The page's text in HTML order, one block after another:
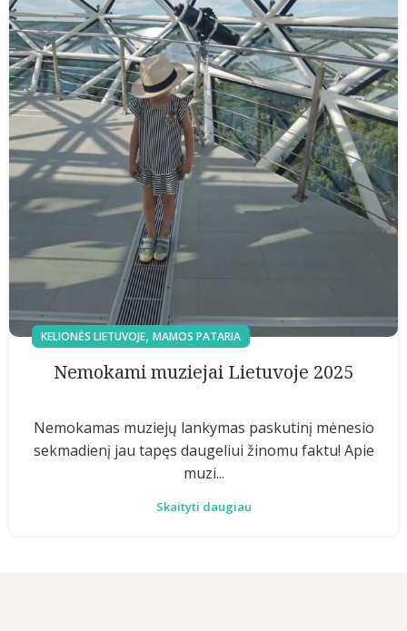
KELIONĖS LIETUVOJE, MAMOS PATARIA
Nemokami muziejai Lietuvoje 2025
Nemokamas muziejų lankymas paskutinį mėnesio
sekmadienį jau tapęs daugeliui žinomu faktu! Apie
muzi...
Skaityti daugiau